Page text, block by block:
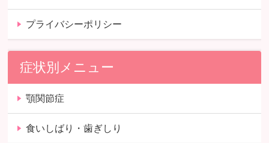
プライバシーポリシー
症状別メニュー
顎関節症
食いしばり・歯ぎしり